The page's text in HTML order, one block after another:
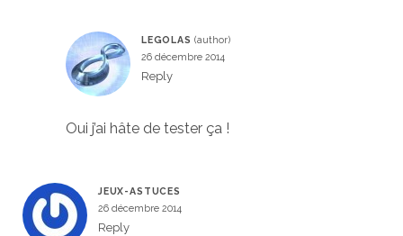
LEGOLAS
26 décembre 2014
Reply
Oui j’ai hâte de tester ça !
JEUX-ASTUCES
26 décembre 2014
Reply